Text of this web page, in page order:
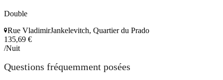
Double
Rue VladimirJankelevitch, Quartier du Prado
135,69 €
/Nuit
Questions fréquemment posées